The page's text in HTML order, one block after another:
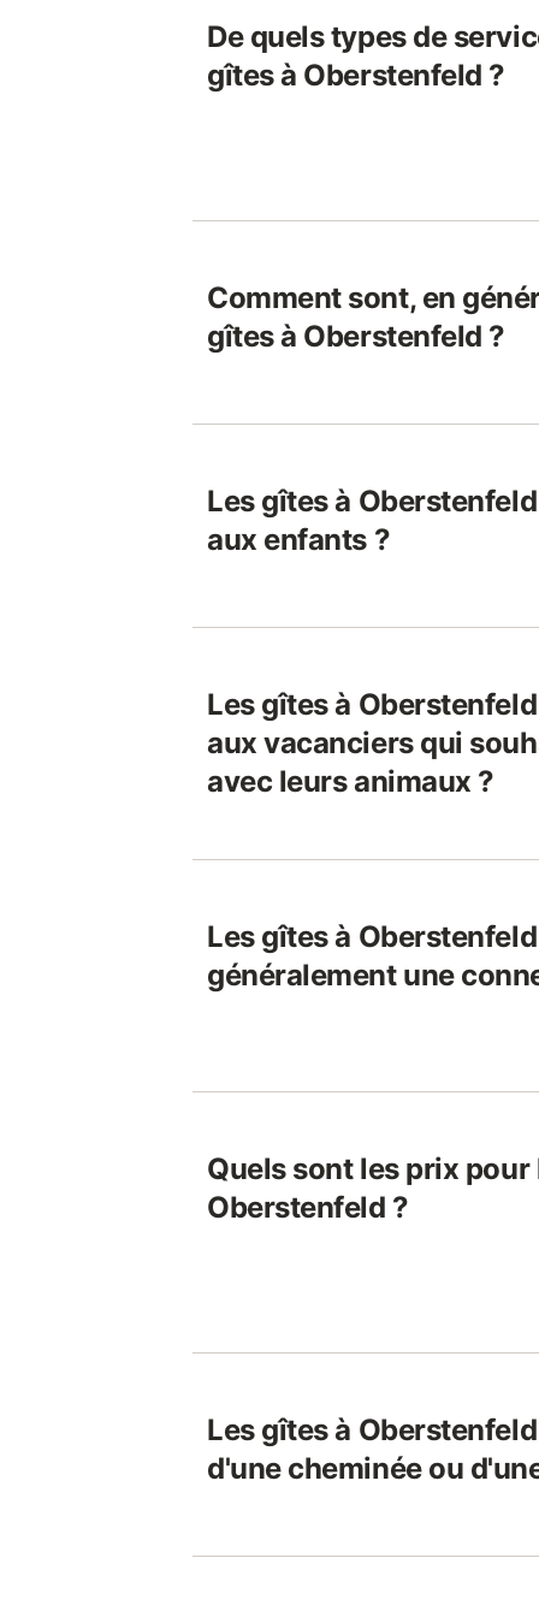
De quels types de
gîtes à Oberstenfeld ?
Comment sont, en
gîtes à Oberstenfeld ?
Les gîtes à
aux enfants ?
Les gîtes à
aux vacanciers qui
avec leurs animaux ?
Les gîtes à
généralement une
Quels sont les prix pour
Oberstenfeld ?
Les gîtes à
d'une cheminée ou